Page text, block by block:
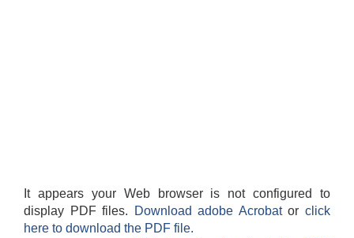
It appears your Web browser is not configured to
display PDF files.
Download adobe Acrobatorclick
here to download the PDF file.